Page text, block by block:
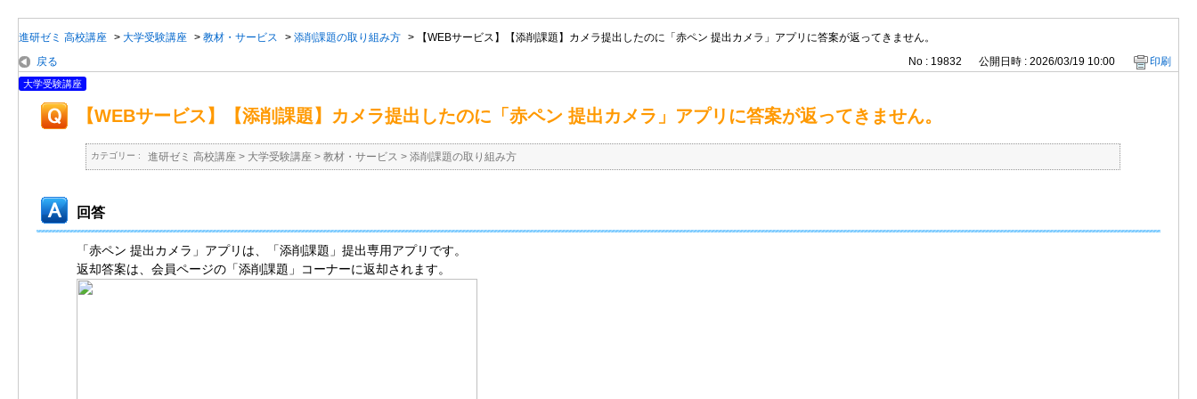
進研ゼミ 高校講座 > 大学受験講座 > 教材・サービス > 添削課題の取り組み方 >
【WEBサービス】【添削課題】カメラ提出したのに「赤ペン 提出カメラ」アプリに答案が返ってきません。
戻る
No : 19832 公開日時 : 2026/03/19 10:00 印刷
大学受験講座
【WEBサービス】【添削課題】カメラ提出したのに「赤ペン 提出カメラ」アプリに答案が返ってきません。
カテゴリー : 進研ゼミ 高校講座 > 大学受験講座 > 教材・サービス > 添削課題の取り組み方
回答
「赤ペン 提出カメラ」アプリは、「添削課題」提出専用アプリです。
返却答案は、会員ページの「添削課題」コーナーに返却されます。